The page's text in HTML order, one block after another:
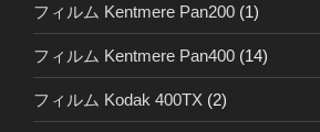
フィルム Kentmere Pan200 (1)
フィルム Kentmere Pan400 (14)
フィルム Kodak 400TX (2)